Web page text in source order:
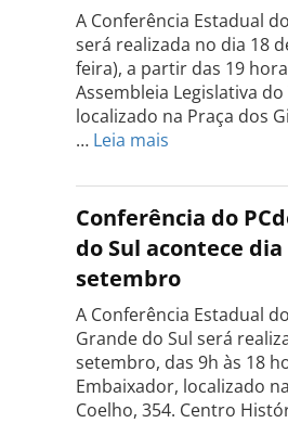
A Conferência Estadual
será realizada no dia 18
feira), a partir das 19
Assembleia Legislativa
localizado na Praça dos
… Leia mais
Estadual
do
Tocantins
será
realizada
dia
18
de
setembro
Conferência do
do Sul acontece dia
setembro
A Conferência Estadual
Grande do Sul será
setembro, das 9h às 18
Embaixador, localizado
Coelho, 354. Centro